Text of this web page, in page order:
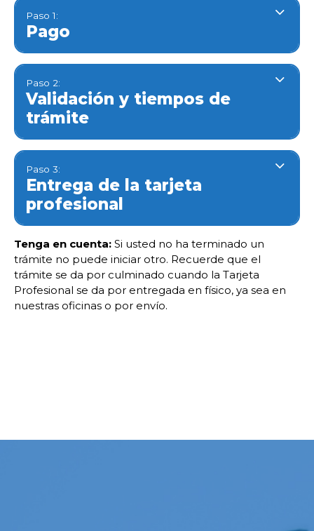
Paso 1:
Pago
Paso 2:
Validación y tiempos de
trámite
Paso 3:
Entrega de la tarjeta
profesional
Tenga en cuenta: Si usted no ha terminado un
trámite no puede iniciar otro. Recuerde que el
trámite se da por culminado cuando la Tarjeta
Profesional se da por entregada en físico, ya sea en
nuestras oficinas o por envío.